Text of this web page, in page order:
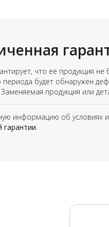
что ее продукция
периода будет обнаружен
продукция или
информацию об условиях
гарантии.